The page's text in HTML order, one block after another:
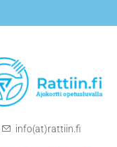
info(at)rattiin.fi